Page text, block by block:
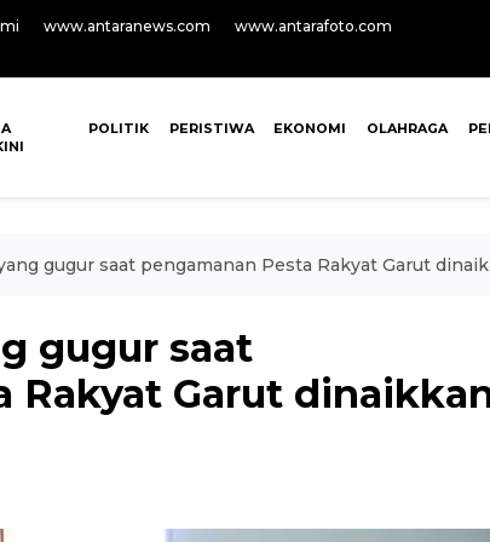
www.antaranews.com
www.antarafoto.com
POLITIK PERISTIWA EKONOMI OLAHRAGA
gugur saat pengamanan Pesta Rakyat Garut
gugur saat
Rakyat Garut